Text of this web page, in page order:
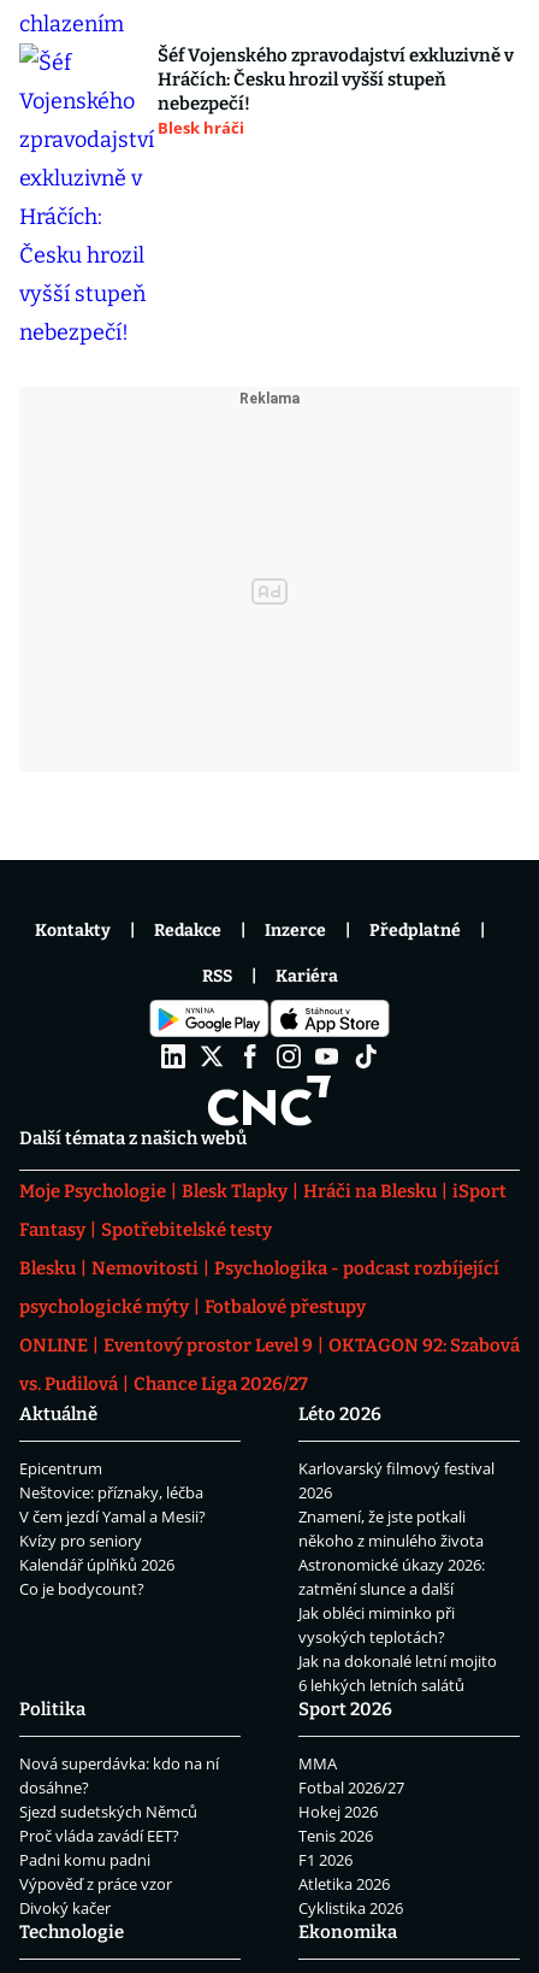
Šéf Vojenského zpravodajství exkluzivně v
Hráčích: Česku hrozil vyšší stupeň
nebezpečí!
Blesk hráči
Další témata z našich webů
Moje Psychologie Blesk Tlapky Hráči na Blesku
iSport
Fantasy
Spotřebitelské testy
Blesku
Nemovitosti
Psychologika - podcast rozbíjející
psychologické mýty
Fotbalové přestupy
ONLINE
Eventový prostor Level 9
OKTAGON 92: Szabová
vs. Pudilová
Chance Liga 2026/27
Aktuálně
Epicentrum
Neštovice: příznaky, léčba
V čem jezdí Yamal a Mesii?
Kvízy pro seniory
Kalendář úplňků 2026
Co je bodycount?
Léto 2026
Karlovarský filmový festival
2026
Znamení, že jste potkali
někoho z minulého života
Astronomické úkazy 2026:
zatmění slunce a další
Jak obléci miminko při
vysokých teplotách?
Jak na dokonalé letní mojito
6 lehkých letních salátů
Politika
Nová superdávka: kdo na ní
dosáhne?
Sjezd sudetských Němců
Proč vláda zavádí EET?
Padni komu padni
Výpověď z práce vzor
Divoký kačer
Sport 2026
MMA
Fotbal 2026/27
Hokej 2026
Tenis 2026
F1 2026
Atletika 2026
Cyklistika 2026
Technologie
Ekonomika
Kontakty Redakce Inzerce Předplatné
RSS Kariéra